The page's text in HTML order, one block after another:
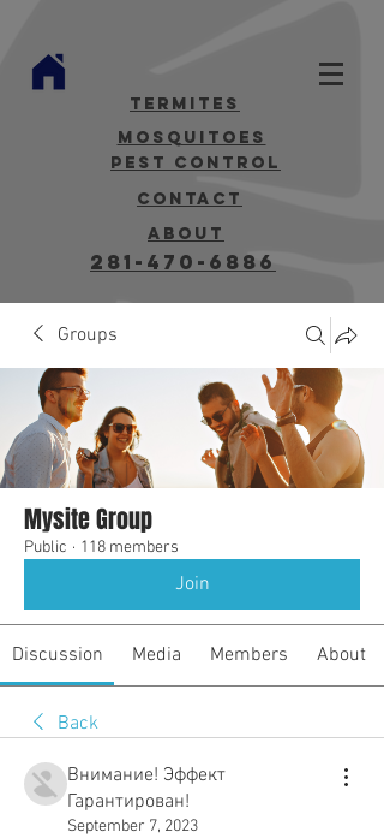
termites
mosquitoes
Pest Control
contact
about
281-470-6886
Groups
Mysite Group
Public · 118 members
Join
Discussion Media Members About
Back
Внимание! Эффект
Гарантирован!
September 7, 2023